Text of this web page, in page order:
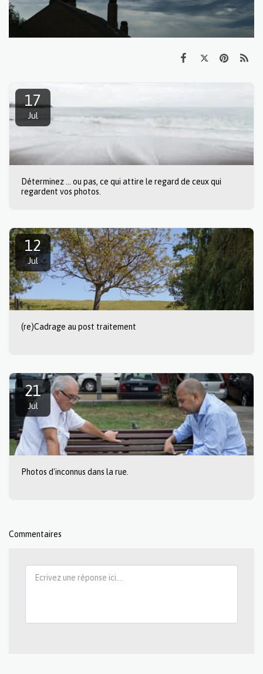
17
Jul
Déterminez ... ou pas, ce qui attire le regard de ceux qui
regardent vos photos.
12
Jul
(re)Cadrage au post traitement
21
Jul
Photos d'inconnus dans la rue.
Commentaires